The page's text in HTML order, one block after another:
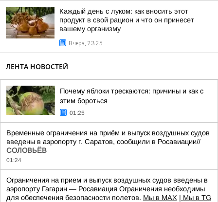
Каждый день с луком: как вносить этот
продукт в свой рацион и что он принесет
вашему организму
Вчера, 23:25
ЛЕНТА НОВОСТЕЙ
Почему яблоки трескаются: причины и как с
этим бороться
01:25
Временные ограничения на приём и выпуск воздушных судов
введены в аэропорту г. Саратов, сообщили в Росавиации//
СОЛОВЬЁВ
01:24
Ограничения на прием и выпуск воздушных судов введены в
аэропорту Гагарин — Росавиация Ограничения необходимы
для обеспечения безопасности полетов. Мы в MAX | Мы в TG